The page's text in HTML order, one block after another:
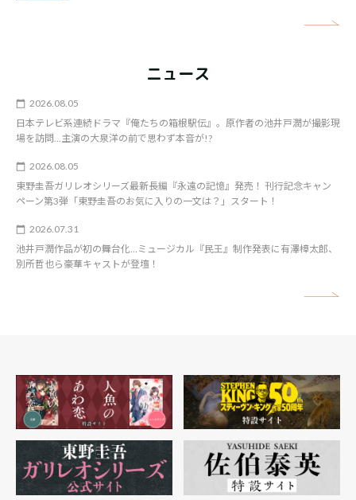
ニュース
2026.08.05
日本テレビ系連続ドラマ『俺たちの箱根駅伝』。原作者の池井戸潤が撮影現
場を訪問…主演の大泉洋の前で思わず本音が!?
2026.08.05
東野圭吾ガリレオシリーズ最新長編『永遠の記憶』発売！ 刊行記念キャン
ペーン第3弾「東野圭吾のお気に入りの一文は？」スタート！
2026.07.31
池井戸潤作品が初の舞台化…ミュージカル『民王』制作発表に有澤樟太郎、
別所哲也ら豪華キャストが登壇！